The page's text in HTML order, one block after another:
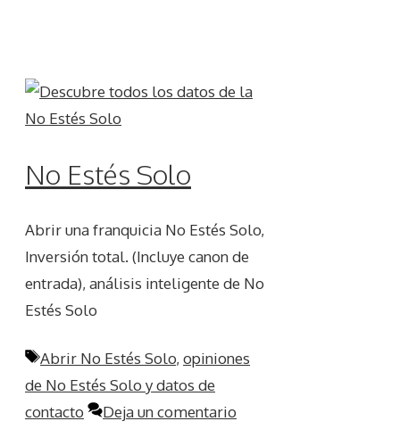
No Estés Solo
Abrir una franquicia No Estés Solo,
Inversión total. (Incluye canon de
entrada), análisis inteligente de No
Estés Solo
Etiquetas
Abrir No Estés Solo, opiniones
de No Estés Solo y datos de
contacto
Deja un comentario